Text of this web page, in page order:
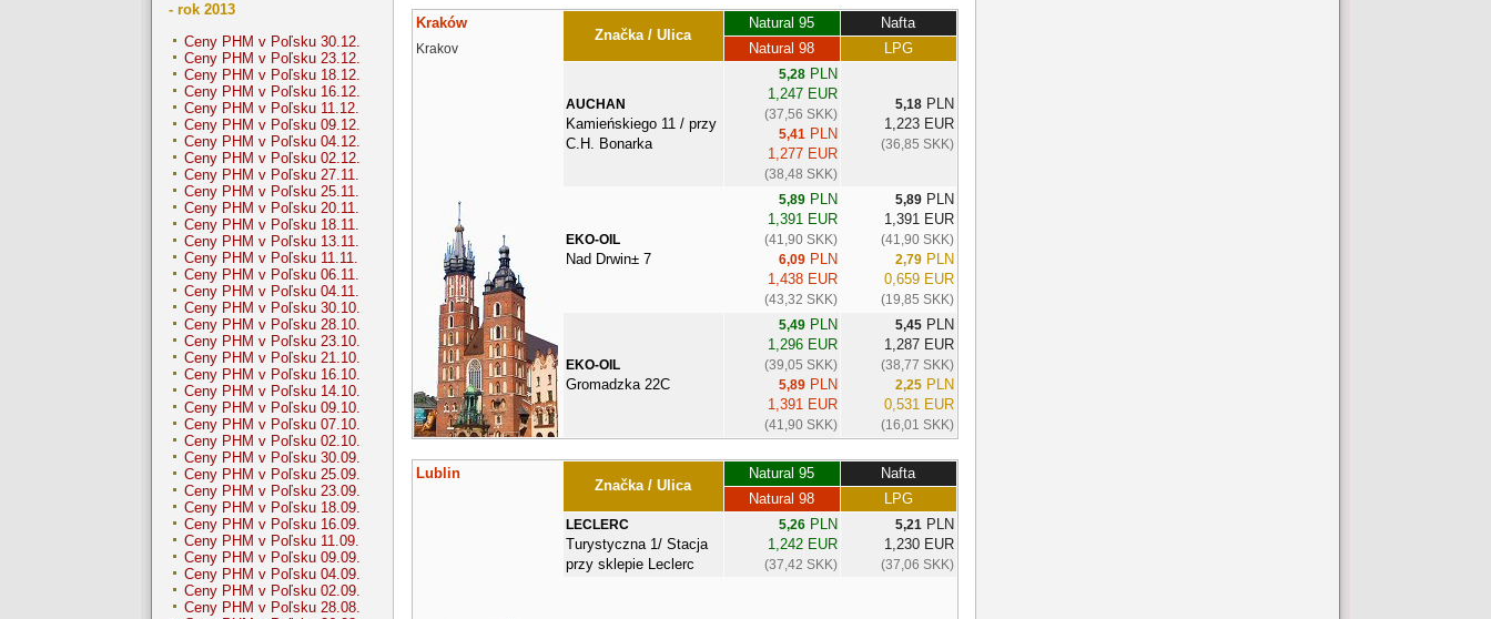
- rok 2013
Ceny PHM v Poľsku 30.12.
Ceny PHM v Poľsku 23.12.
Ceny PHM v Poľsku 18.12.
Ceny PHM v Poľsku 16.12.
Ceny PHM v Poľsku 11.12.
Ceny PHM v Poľsku 09.12.
Ceny PHM v Poľsku 04.12.
Ceny PHM v Poľsku 02.12.
Ceny PHM v Poľsku 27.11.
Ceny PHM v Poľsku 25.11.
Ceny PHM v Poľsku 20.11.
Ceny PHM v Poľsku 18.11.
Ceny PHM v Poľsku 13.11.
Ceny PHM v Poľsku 11.11.
Ceny PHM v Poľsku 06.11.
Ceny PHM v Poľsku 04.11.
Ceny PHM v Poľsku 30.10.
Ceny PHM v Poľsku 28.10.
Ceny PHM v Poľsku 23.10.
Ceny PHM v Poľsku 21.10.
Ceny PHM v Poľsku 16.10.
Ceny PHM v Poľsku 14.10.
Ceny PHM v Poľsku 09.10.
Ceny PHM v Poľsku 07.10.
Ceny PHM v Poľsku 02.10.
Ceny PHM v Poľsku 30.09.
Ceny PHM v Poľsku 25.09.
Ceny PHM v Poľsku 23.09.
Ceny PHM v Poľsku 18.09.
Ceny PHM v Poľsku 16.09.
Ceny PHM v Poľsku 11.09.
Ceny PHM v Poľsku 09.09.
Ceny PHM v Poľsku 04.09.
Ceny PHM v Poľsku 02.09.
Ceny PHM v Poľsku 28.08.
Kraków
Značka / Ulica
Natural 95 Nafta
Krakov Natural 98 LPG
AUCHAN
Kamieńskiego 11 / przy
C.H. Bonarka
5,28PLN
1,247 EUR
(37,56 SKK)
5,41 PLN
1,277 EUR
(38,48 SKK)
5,18PLN
1,223 EUR
(36,85 SKK)
EKO-OIL
Nad Drwin± 7
5,89PLN
1,391 EUR
(41,90 SKK)
6,09PLN
1,438 EUR
(43,32 SKK)
5,89PLN
1,391 EUR
(41,90 SKK)
2,79PLN
0,659 EUR
(19,85 SKK)
EKO-OIL
Gromadzka 22C
5,49PLN
1,296 EUR
(39,05 SKK)
5,89PLN
1,391 EUR
(41,90 SKK)
5,45PLN
1,287 EUR
(38,77 SKK)
2,25PLN
0,531 EUR
(16,01 SKK)
Lublin
Značka / Ulica
Natural 95
Nafta
Natural 98
LPG
LECLERC
Turystyczna 1/ Stacja
przy sklepie Leclerc
5,26PLN
1,242 EUR
(37,42 SKK)
5,21 PLN
1,230 EUR
(37,06 SKK)